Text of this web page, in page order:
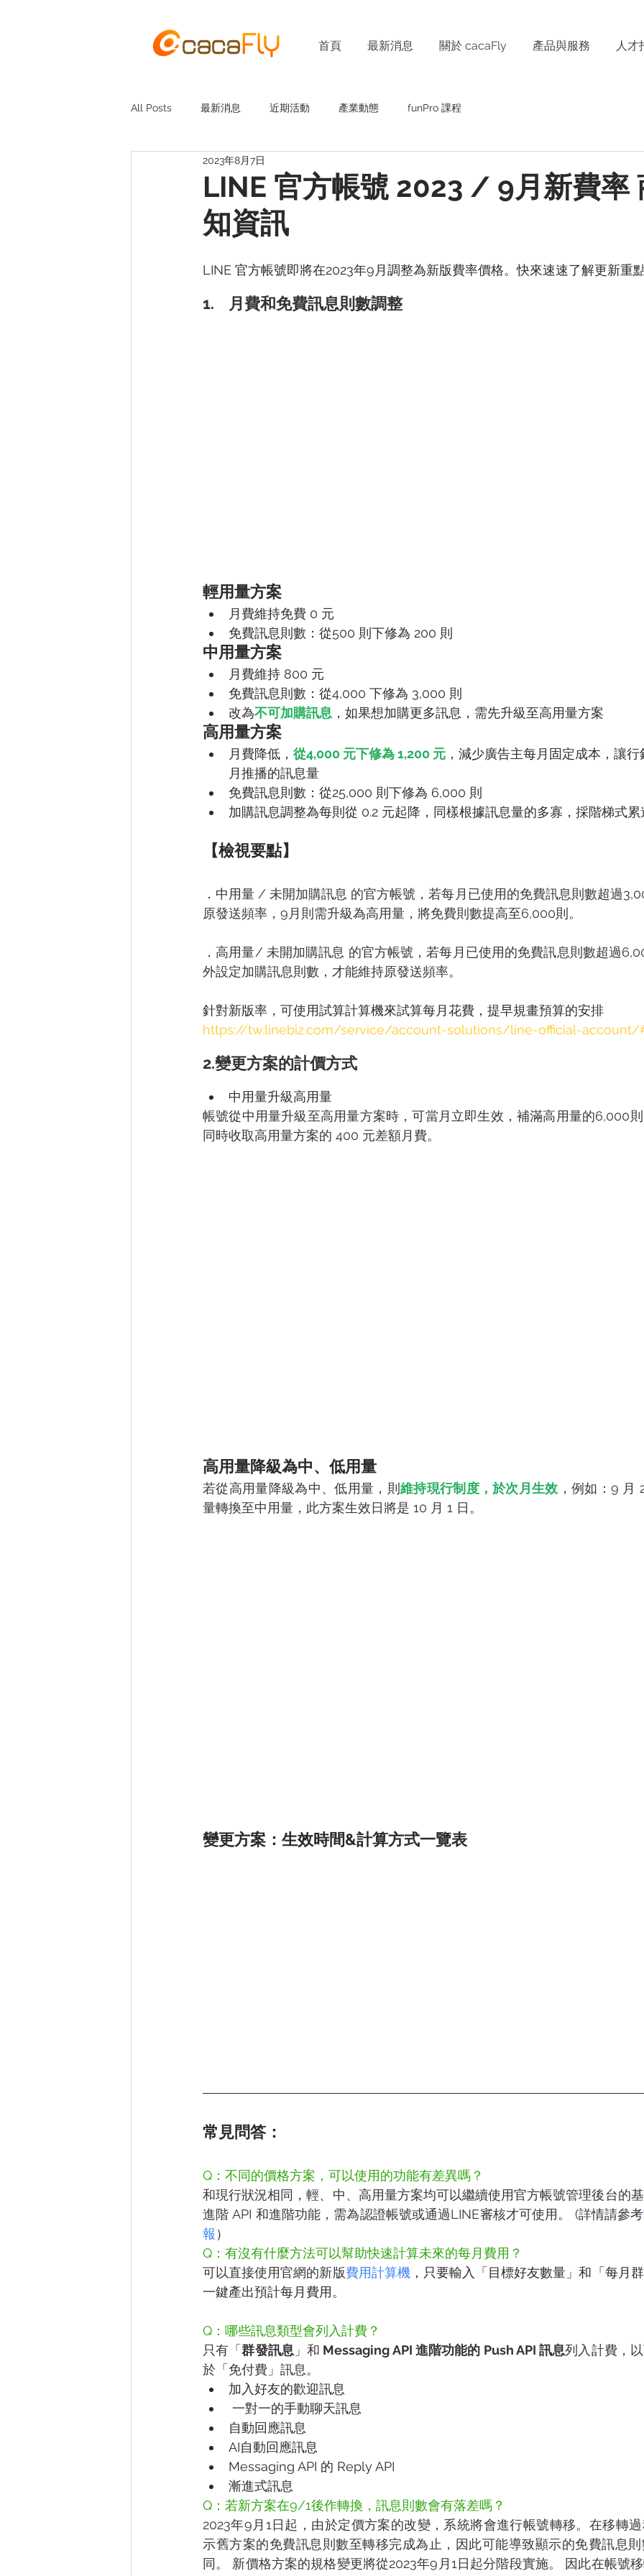
首頁 最新消息 關於 cacaFly 產品與服務 人才
All Posts 最新消息 近期活動 產業動態 funPro 課程
LINE 官方帳號 2023 / 9月新費率
知資訊
2023年8月7日
LINE 官方帳號即將在2023年9月調整為新版費率價格。快來速速了解更新重
1. 月費和免費訊息則數調整
輕用量方案
月費維持免費 0 元
免費訊息則數：從500 則下修為 200 則
中用量方案
月費維持 800 元
免費訊息則數：從4,000 下修為 3,000 則
改為不可加購訊息 ，如果想加購更多訊息，需先升級至高用量方案
高用量方案
月費降低， 從4,000 元下修為 1,200 元 ，減少廣告主每月固定成本，讓
月推播的訊息量
免費訊息則數：從25,000 則下修為 6,000 則
加購訊息調整為每則從 0.2 元起降，同樣根據訊息量的多寡，採階梯式累
【檢視要點】
．中用量 / 未開加購訊息 的官方帳號，若每月已使用的免費訊息則數超過
原發送頻率，9月則需升級為高用量，將免費則數提高至6,000則。
．高用量/ 未開加購訊息 的官方帳號，若每月已使用的免費訊息則數超過
外設定加購訊息則數，才能維持原發送頻率。
針對新版率，可使用試算計算機來試算每月花費，提早規畫預算的安排
https://tw.linebiz.com/service/account-solutions/line-official-account/
2.變更方案的計價方式
中用量升級高用量
帳號從中用量升級至高用量方案時，可當月立即生效，補滿高用量的6,000則
同時收取高用量方案的 400 元差額月費。
高用量降級為中、低用量
若從高用量降級為中、低用量，則 維持現行制度，於次月生效 ，例如：9 月
量轉換至中用量，此方案生效日將是 10 月 1 日。
變更方案：生效時間&計算方式一覽表
常見問答：
Q：不同的價格方案，可以使用的功能有差異嗎？
和現行狀況相同，輕、中、高用量方案均可以繼續使用官方帳號管理後台的
進階 API 和進階功能，需為認證帳號或通過LINE審核才可使用。 (詳情請參考
報 ）
Q：有沒有什麼方法可以幫助快速計算未來的每月費用？
可以直接使用官網的新版費用計算機 ，只要輸入「目標好友數量」和「每月
一鍵產出預計每月費用。
Q：哪些訊息類型會列入計費？
只有「群發訊息 」和 Messaging API 進階功能的 Push API 訊息列入計費，
於「免付費」訊息。
加入好友的歡迎訊息
一對一的手動聊天訊息
自動回應訊息
AI自動回應訊息
Messaging API 的 Reply API
漸進式訊息
Q：若新方案在9/1後作轉換，訊息則數會有落差嗎？
2023年9月1日起，由於定價方案的改變，系統將會進行帳號轉移。在移轉
示舊方案的免費訊息則數至轉移完成為止，因此可能導致顯示的免費訊息
同。 新價格方案的規格變更將從2023年9月1日起分階段實施。 因此在帳號